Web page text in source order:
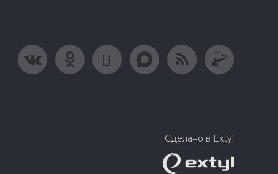
Сделано в Extyl